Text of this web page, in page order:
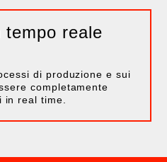
tempo reale
di produzione e sui
completamente
in real time.